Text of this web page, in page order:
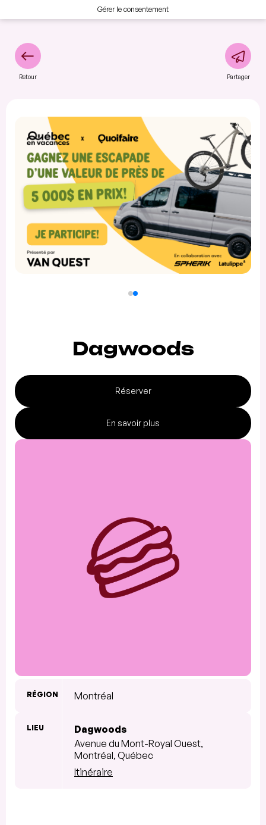
Gérer le consentement
Retour Partager
Dagwoods
Réserver
En savoir plus
RÉGION Montréal
LIEU
Dagwoods
Avenue du Mont-Royal Ouest,
Montréal, Québec
Itinéraire